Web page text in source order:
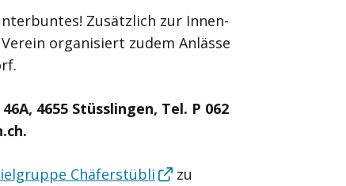
Zusätzlich zur Innen-
organisiert zudem Anlässe
4655 Stüsslingen, Tel. P 062
Chäferstübli
zu